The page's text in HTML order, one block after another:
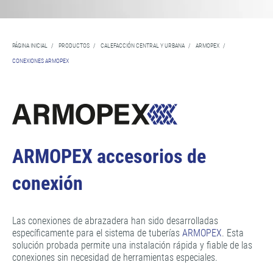
PÁGINA INICIAL / PRODUCTOS / CALEFACCIÓN CENTRAL Y URBANA / ARMOPEX /
CONEXIONES ARMOPEX
ARMOPEX accesorios de
conexión
Las conexiones de abrazadera han sido desarrolladas
específicamente para el sistema de tuberías ARMOPEX. Esta
solución probada permite una instalación rápida y fiable de las
conexiones sin necesidad de herramientas especiales.